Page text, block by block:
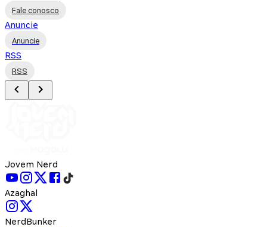
Fale conosco
Anuncie
Anuncie
RSS
RSS
Jovem Nerd
Azaghal
NerdBunker